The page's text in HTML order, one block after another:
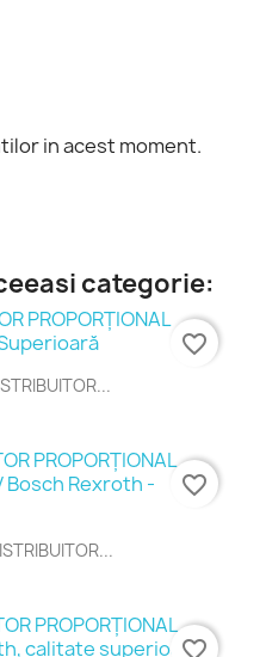
in acest moment.
categorie:
favorite_border
favorite_border
favorite_border